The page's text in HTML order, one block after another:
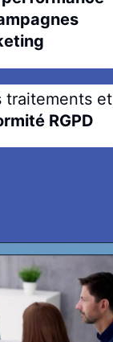
traitements et
RGPD